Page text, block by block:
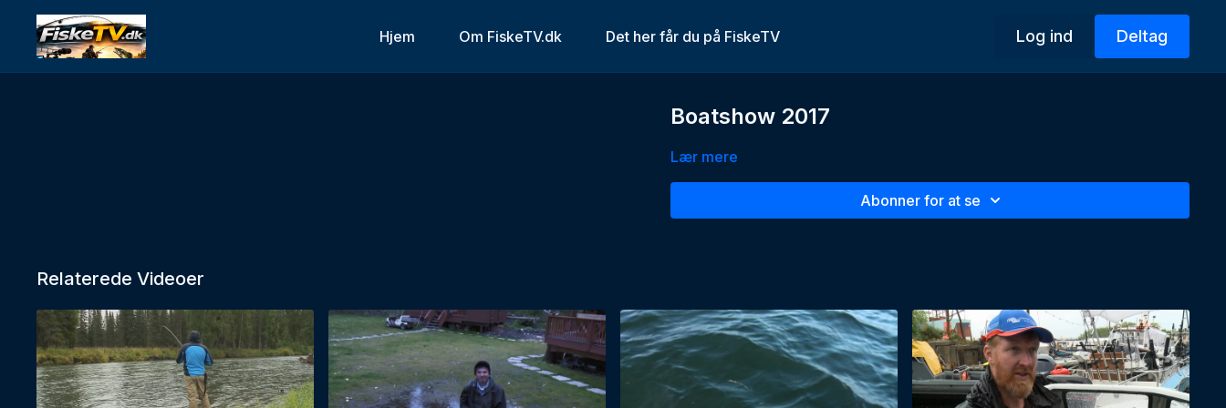
Hjem Om FiskeTV.dk Det her får du på FiskeTV Log ind Deltag
Boatshow 2017
Lær mere
Abonner for at se
Relaterede Videoer